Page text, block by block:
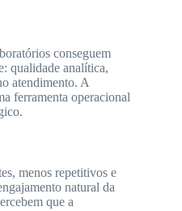
conseguem
qualidade analítica,
atendimento. A
ferramenta operacional
menos repetitivos e
natural da
que a